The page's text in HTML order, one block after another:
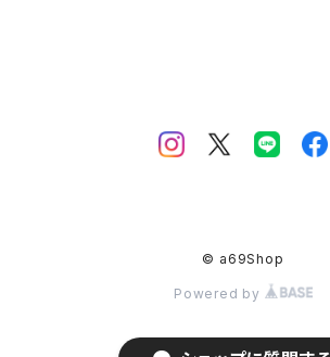
© a69Shop
Powered by